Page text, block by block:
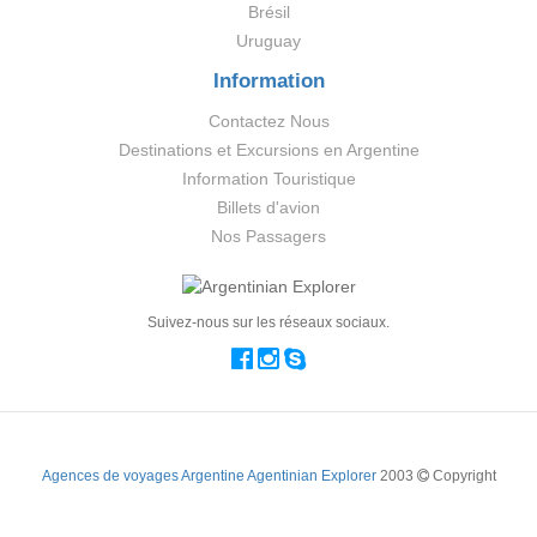
Brésil
Uruguay
Information
Contactez Nous
Destinations et Excursions en Argentine
Information Touristique
Billets d'avion
Nos Passagers
Suivez-nous sur les réseaux sociaux.
Agences de voyages Argentine Agentinian Explorer2003 Copyright